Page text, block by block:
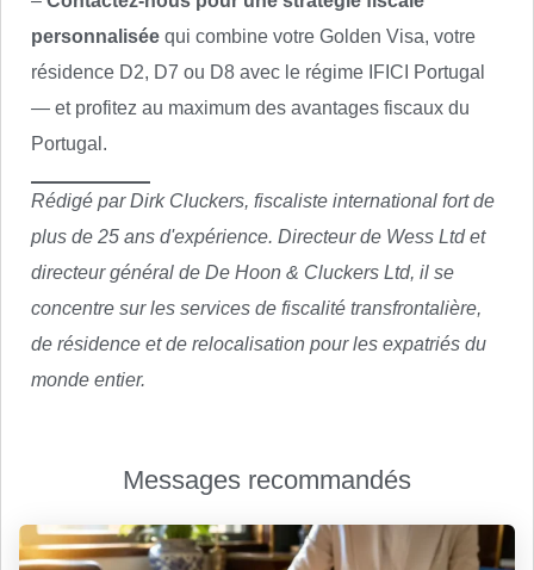
personnalisée qui combine votre Golden Visa, votre
résidence D2, D7 ou D8 avec le régime IFICI Portugal
— et profitez au maximum des avantages fiscaux du
Portugal.
Rédigé par Dirk Cluckers, fiscaliste international fort de
plus de 25 ans d'expérience. Directeur de Wess Ltd et
directeur général de De Hoon & Cluckers Ltd, il se
concentre sur les services de fiscalité transfrontalière,
de résidence et de relocalisation pour les expatriés du
monde entier.
Messages recommandés